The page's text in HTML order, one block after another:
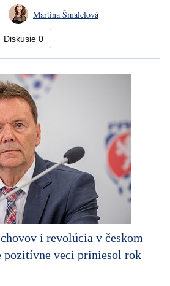
Martina Šmalclová
Diskusie 0
i revolúcia v českom
pozitívne veci priniesol rok